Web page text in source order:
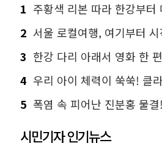
1 주황색 리본 따라 한강부터 메타세쿼이아 숲길까지…
2 서울 로컬여행, 여기부터 시작하세요 '
3 한강 다리 아래서 영화 한 편! '다리밑 영
4 우리 아이 체력이 쑥쑥! 클라이밍 키즈카페·
5 폭염 속 피어난 진분홍 물결! 국립중앙박물관
시민기자 인기뉴스